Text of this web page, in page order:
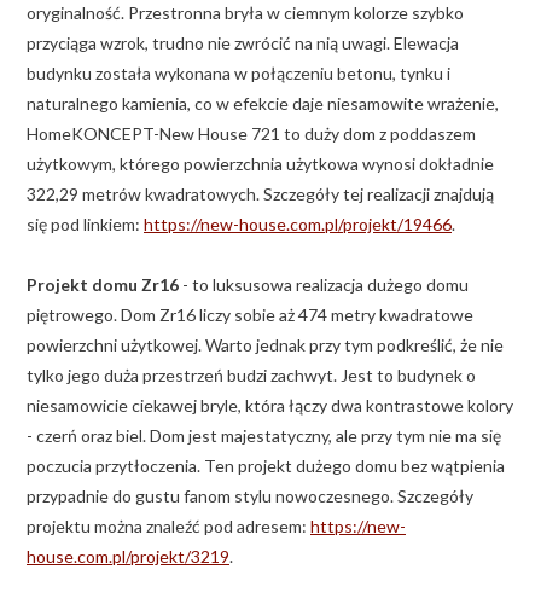
oryginalność. Przestronna bryła w ciemnym kolorze szybko
przyciąga wzrok, trudno nie zwrócić na nią uwagi. Elewacja
budynku została wykonana w połączeniu betonu, tynku i
naturalnego kamienia, co w efekcie daje niesamowite wrażenie,
HomeKONCEPT-New House 721 to duży dom z poddaszem
użytkowym, którego powierzchnia użytkowa wynosi dokładnie
322,29 metrów kwadratowych. Szczegóły tej realizacji znajdują
się pod linkiem: https://new-house.com.pl/projekt/19466.
Projekt domu Zr16 - to luksusowa realizacja dużego domu
piętrowego. Dom Zr16 liczy sobie aż 474 metry kwadratowe
powierzchni użytkowej. Warto jednak przy tym podkreślić, że nie
tylko jego duża przestrzeń budzi zachwyt. Jest to budynek o
niesamowicie ciekawej bryle, która łączy dwa kontrastowe kolory
- czerń oraz biel. Dom jest majestatyczny, ale przy tym nie ma się
poczucia przytłoczenia. Ten projekt dużego domu bez wątpienia
przypadnie do gustu fanom stylu nowoczesnego. Szczegóły
projektu można znaleźć pod adresem: https://new-
house.com.pl/projekt/3219.